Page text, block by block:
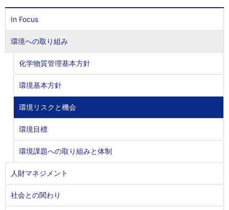
In Focus
環境への取り組み
化学物質管理基本方針
環境基本方針
環境リスクと機会
環境目標
環境課題への取り組みと体制
人財マネジメント
社会との関わり